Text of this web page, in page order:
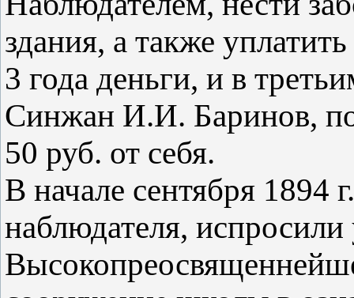
здания, а также
3 года деньги, и в
Синжан И.И. Баринов,
50 руб. от себя.
В начале сентября 1894
наблюдателя,